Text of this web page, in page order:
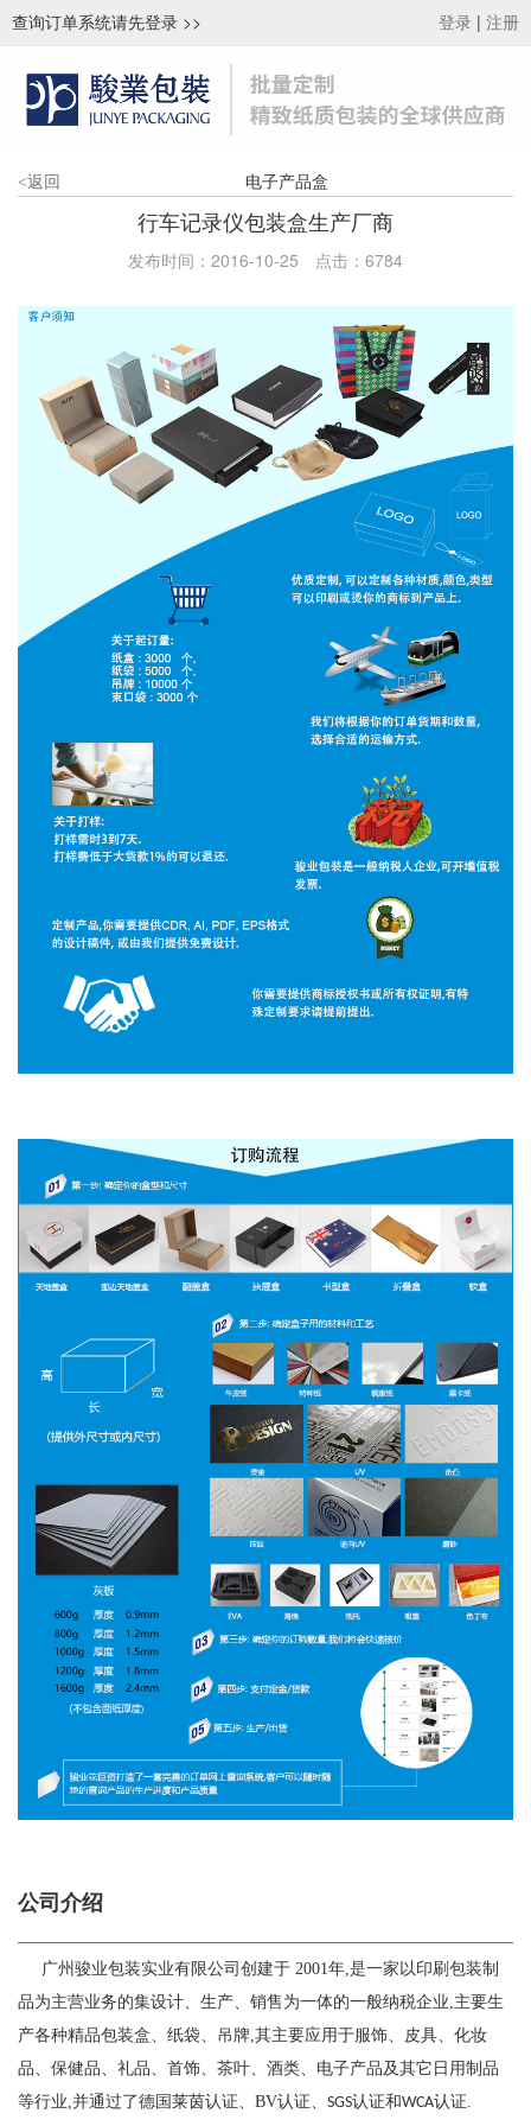
查询订单系统请先登录 >> 登录 | 注册
<返回 电子产品盒
行车记录仪包装盒生产厂商
发布时间：2016-10-25 点击： 6784
公司介绍
广州骏业包装实业有限公司创建于 2001 年 是一家以印刷包装制
品为主营业务的集设计、生产、销售为一体的一般纳税企业 主要生
产各种精品包装盒、纸袋、吊牌 其主要应用于服饰、皮具、化妆
品、保健品、礼品、首饰、茶叶、酒类、电子产品及其它日用制品
等行业 并通过了德国莱茵认证、 BV认证、 SGS认证和WCA认证